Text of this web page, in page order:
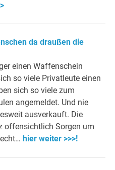
da draußen die
einen Waffenschein
so viele Privatleute einen
sich so viele zum
angemeldet. Und nie
ausverkauft. Die
offensichtlich Sorgen um
hier weiter >>>!